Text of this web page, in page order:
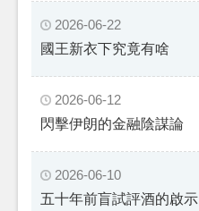
2026-06-22
國王新衣下究竟有啥
2026-06-12
閃擊伊朗的金融陰謀論
2026-06-10
五十年前盲試評酒的啟示